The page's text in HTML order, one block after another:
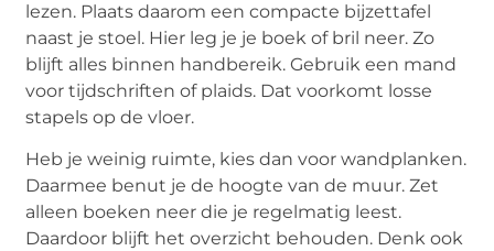
lezen. Plaats daarom een compacte bijzettafel
naast je stoel. Hier leg je je boek of bril neer. Zo
blijft alles binnen handbereik. Gebruik een mand
voor tijdschriften of plaids. Dat voorkomt losse
stapels op de vloer.
Heb je weinig ruimte, kies dan voor wandplanken.
Daarmee benut je de hoogte van de muur. Zet
alleen boeken neer die je regelmatig leest.
Daardoor blijft het overzicht behouden. Denk ook